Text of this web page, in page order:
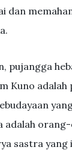
dan
pujangga
Kuno adalah
adalah
sastra yang